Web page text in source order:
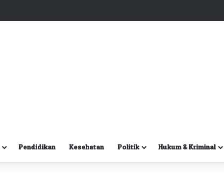
Pendidikan Kesehatan Politik Hukum & Kriminal